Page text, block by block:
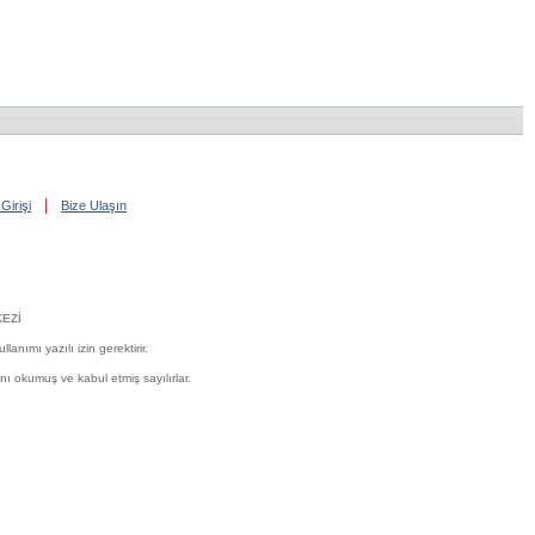
Bize Ulaşın
yazılı izin gerektirir.
okumuş ve kabul etmiş sayılırlar.